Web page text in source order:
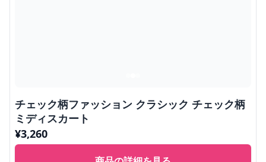
チェック柄ファッション クラシック チェック柄
ミディスカート
¥3,260